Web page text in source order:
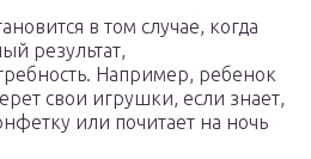
в том случае, когда
результат,
Например, ребенок
свои игрушки, если знает,
или почитает на ночь